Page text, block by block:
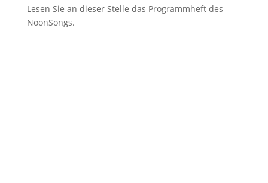
Lesen Sie an dieser Stelle das Programmheft des
NoonSongs.